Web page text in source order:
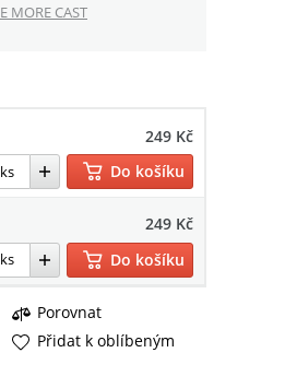
MORE CAST
249 Kč
Do košíku
249 Kč
Do košíku
Porovnat
Přidat k oblíbeným